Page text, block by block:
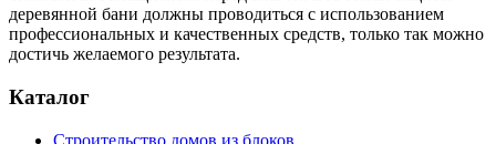
деревянной бани должны проводиться с использованием
профессиональных и качественных средств, только так можно
достичь желаемого результата.
Каталог
Строительство домов из блоков